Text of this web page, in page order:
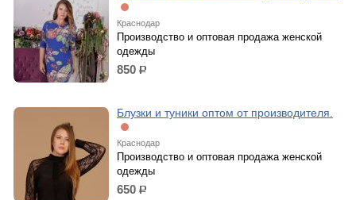
Краснодар
Производство и оптовая продажа женской
одежды
850 р.
Блузки и туники оптом от производителя.
Краснодар
Производство и оптовая продажа женской
одежды
650 р.